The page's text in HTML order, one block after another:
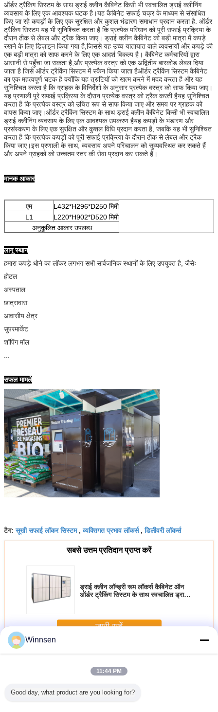
एक संदेश छोड़ें
प्रस्तुत
ऑर्डर ट्रैकिंग सिस्टम के साथ ड्राई क्लीन कैबिनेट किसी भी स्वचालित ड्राई क्लीनिंग
व्यवसाय के लिए एक आवश्यक घटक है।यह कैबिनेट सफाई चक्र के माध्यम से संसाधित
किए जा रहे कपड़ों के लिए एक सुरक्षित और कुशल भंडारण समाधान प्रदान करता है. ऑर्डर
ट्रैकिंग सिस्टम यह भी सुनिश्चित करता है कि प्रत्येक परिधान को पूरी सफाई प्रक्रिया के
दौरान ठीक से लेबल और ट्रैक किया जाए। ड्राई क्लीन कैबिनेट को बड़ी मात्रा में कपड़े
रखने के लिए डिज़ाइन किया गया है,जिससे यह उच्च यातायात वाले व्यवसायों और कपड़े की
एक बड़ी मात्रा को साफ करने के लिए एक आदर्श विकल्प है। कैबिनेट कर्मचारियों द्वारा
आसानी से पहुँचा जा सकता है,और प्रत्येक वस्त्र को एक अद्वितीय बारकोड लेबल दिया
जाता है जिसे ऑर्डर ट्रैकिंग सिस्टम में स्कैन किया जाता हैऑर्डर ट्रैकिंग सिस्टम कैबिनेट
का एक महत्वपूर्ण घटक है क्योंकि यह त्रुटियों को खत्म करने में मदद करता है और यह
सुनिश्चित करता है कि ग्राहक के विनिर्देशों के अनुसार प्रत्येक वस्त्र को साफ किया जाए।
यह प्रणाली पूरे सफाई प्रक्रिया के दौरान प्रत्येक वस्त्र को ट्रैक करती हैयह सुनिश्चित
करता है कि प्रत्येक वस्त्र को उचित रूप से साफ किया जाए और समय पर ग्राहक को
वापस किया जाए।ऑर्डर ट्रैकिंग सिस्टम के साथ ड्राई क्लीन कैबिनेट किसी भी स्वचालित
ड्राई क्लीनिंग व्यवसाय के लिए एक आवश्यक उपकरण हैयह कपड़ों के भंडारण और
प्रसंस्करण के लिए एक सुरक्षित और कुशल विधि प्रदान करता है, जबकि यह भी सुनिश्चित
करता है कि प्रत्येक कपड़ों को पूरी सफाई प्रक्रिया के दौरान ठीक से लेबल और ट्रैक
किया जाए।इस प्रणाली के साथ, व्यवसाय अपने परिचालन को सुव्यवस्थित कर सकते हैं
और अपने ग्राहकों को उच्चतम स्तर की सेवा प्रदान कर सकते हैं।
मानक आकार
एम
L432*H296*D250 मिमी
L1
L220*H902*D520 मिमी
अनुकूलित आकार उपलब्ध
लागू स्थान
हमारा कपड़े धोने का लॉकर लगभग सभी सार्वजनिक स्थानों के लिए उपयुक्त है, जैसेः
होटल
अस्पताल
छात्रावास
आवासीय क्षेत्र
सुपरमार्केट
शॉपिंग मॉल
सफल मामले
टैग:सूखी सफाई लॉकर सिस्टम,व्यक्तिगत प्रभाव लॉकर्स,डिलीवरी लॉकर्स
सबसे उत्तम प्रतिदान प्राप्त करें
ड्राई क्लीन लॉन्ड्री रूम लॉकर्स कैबिनेट ऑन
ऑर्डर ट्रैकिंग सिस्टम के साथ स्वचालित ड्राई
जारी रखें
अधिकलाँड्री लॉकर
Winnsen
11:44 PM
Good day, what product are you looking for?